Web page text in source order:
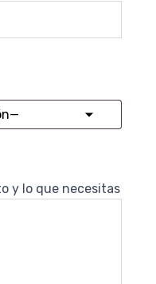
y lo que necesitas